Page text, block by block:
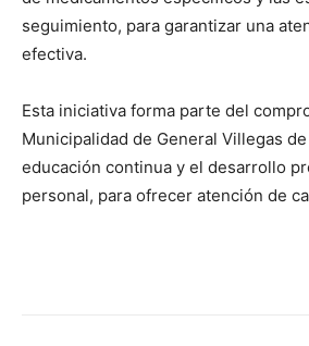
seguimiento, para garantizar una
efectiva.
Esta iniciativa forma parte del
Municipalidad de General Villegas
educación continua y el desarrollo
personal, para ofrecer atención de